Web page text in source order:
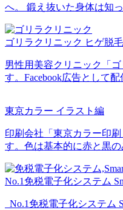
へ。 鍛え抜いた身体は知
ゴリラクリニック ヒゲ脱毛
男性用美容クリニック「
す。Facebook広告として
東京カラー イラスト編
印刷会社「東京カラー印
す。色は基本的に赤と黒
No.1免税電子化システム
No.1免税電子化システム